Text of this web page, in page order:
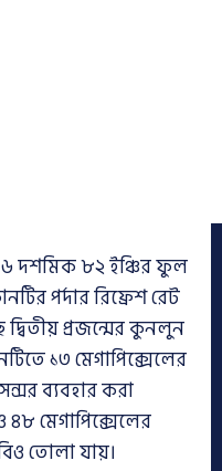
দশমিক ৮২ ইঞ্চির ফুল
পর্দার রিফ্রেশ রেট
প্রজন্মের কুনলুন
১৩ মেগাপিক্সেলের
ব্যবহার করা
৪৮ মেগাপিক্সেলের
তোলা যায়।